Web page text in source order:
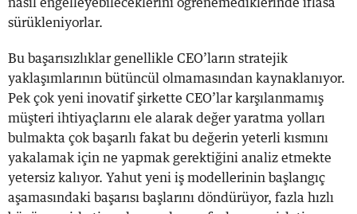
nasıl engelleyebileceklerini öğrenemediklerinde iflasa
sürükleniyorlar.
Bu başarısızlıklar genellikle CEO’ların stratejik
yaklaşımlarının bütüncül olmamasından kaynaklanıyor.
Pek çok yeni inovatif şirkette CEO’lar karşılanmamış
müşteri ihtiyaçlarını ele alarak değer yaratma yolları
bulmakta çok başarılı fakat bu değerin yeterli kısmını
yakalamak için ne yapmak gerektiğini analiz etmekte
yetersiz kalıyor. Yahut yeni iş modellerinin başlangıç
aşamasındaki başarısı başlarını döndürüyor, fazla hızlı